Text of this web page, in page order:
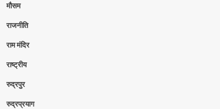
मौसम
राजनीति
राम मंदिर
राष्ट्रीय
रुद्रपुर
रुद्रप्रयाग